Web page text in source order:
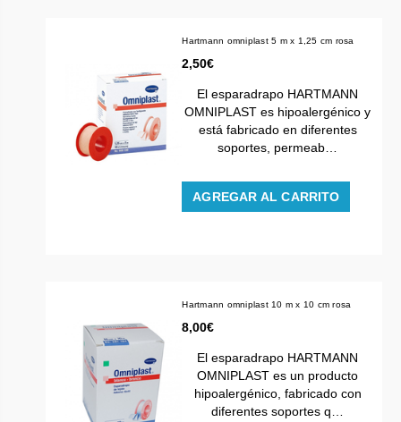
Hartmann omniplast 5 m x 1,25 cm rosa
2,50€
El esparadrapo HARTMANN
OMNIPLAST es hipoalergénico y
está fabricado en diferentes
soportes, permeab…
AGREGAR AL CARRITO
Hartmann omniplast 10 m x 10 cm rosa
8,00€
El esparadrapo HARTMANN
OMNIPLAST es un producto
hipoalergénico, fabricado con
diferentes soportes q…